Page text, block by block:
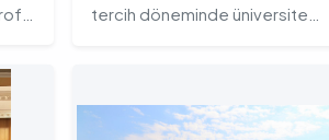
tercih döneminde üniversite
kurumsal yetkinliğini, akademik